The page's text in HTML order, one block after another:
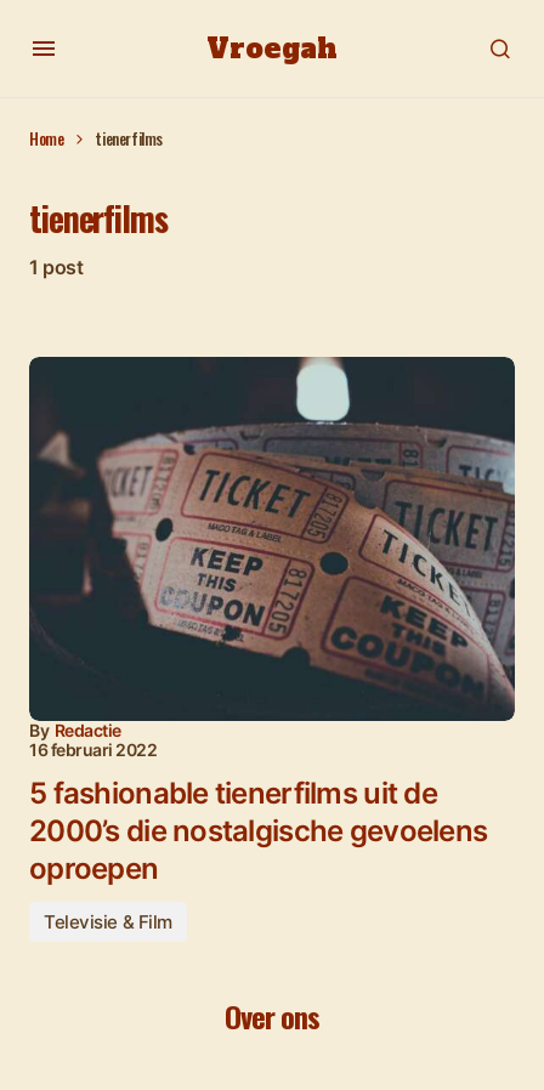
Vroegah
Home tienerfilms
tienerfilms
1 post
By Redactie
16 februari 2022
5 fashionable tienerfilms uit de
2000’s die nostalgische gevoelens
oproepen
Televisie & Film
Over ons